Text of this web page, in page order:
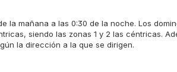
la mañana a las 0:30 de la noche. Los
siendo las zonas 1 y 2 las céntricas.
la dirección a la que se dirigen.